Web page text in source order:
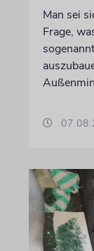
Man sei
Frage,